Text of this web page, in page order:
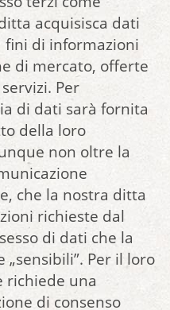
acquisisca dati
fini di informazioni
di mercato, offerte
Per
di dati sarà fornita
della loro
non oltre la
che la nostra ditta
richieste dal
di dati che la
„sensibili”. Per il loro
richiede una
di consenso